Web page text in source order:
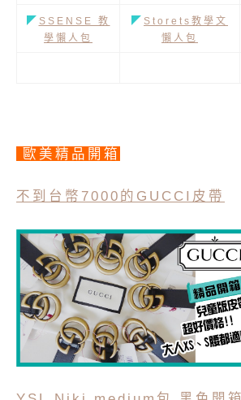
◤ SSENSE 教
學懶人包
◤ Storets教學文
懶人包
歐美精品開箱
不到台幣7000的GUCCI皮帶